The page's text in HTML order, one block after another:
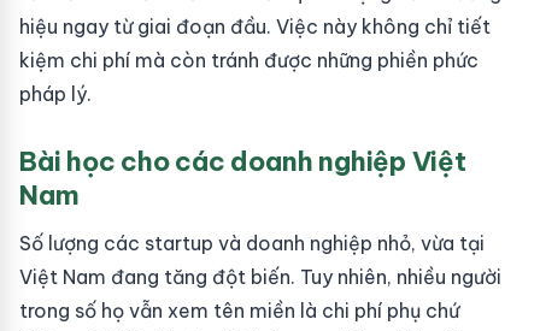
hiệu ngay từ giai đoạn đầu. Việc này không chỉ tiết
kiệm chi phí mà còn tránh được những phiền phức
pháp lý.
Bài học cho các doanh nghiệp Việt
Nam
Số lượng các startup và doanh nghiệp nhỏ, vừa tại
Việt Nam đang tăng đột biến. Tuy nhiên, nhiều người
trong số họ vẫn xem tên miền là chi phí phụ chứ